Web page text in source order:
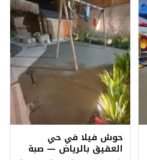
حوش فيلا في حي
العقيق بالرياض — صبة